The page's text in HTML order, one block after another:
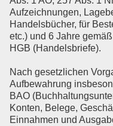
Aufzeichnungen,
Handelsbücher, für
etc.) und 6 Jahre
HGB (Handelsbriefe).
Nach gesetzlichen
Aufbewahrung
BAO
Konten, Belege,
Einnahmen und